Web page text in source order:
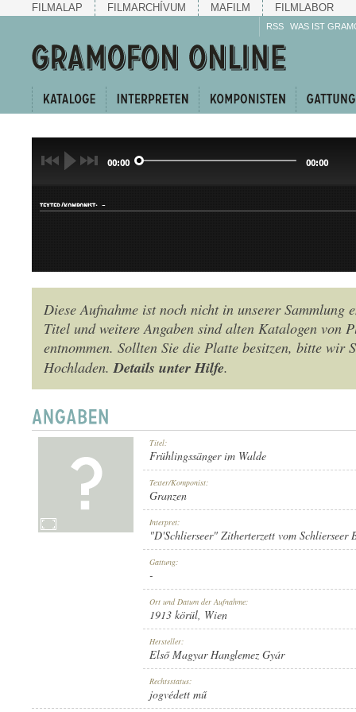
FILMALAP FILMARCHÍVUM MAFILM FILMLABOR
RSS WAS IST
00:00 00:00
TEXTER/KOMPONIST: -
GATTUNG:
1913 KÖRÜL
ELSŐ MAGYAR HANGLEMEZ GYÁR
Diese Aufnahme ist noch nicht in unserer Sammlung
Titel und weitere Angaben sind alten Katalogen von
entnommen. Sollten Sie die Platte besitzen, bitte wir
Hochladen.Details unter Hilfe.
Titel:
Frühlingssänger im Walde
Texter/Komponist:
Granzen
Interpret:
"D'Schlierseer" Zitherterzett vom Schlierseer
Gattung:
-
Ort und Datum der Aufnahme:
1913 körül, Wien
Hersteller:
Első Magyar Hanglemez Gyár
Rechtsstatus:
jogvédett mű